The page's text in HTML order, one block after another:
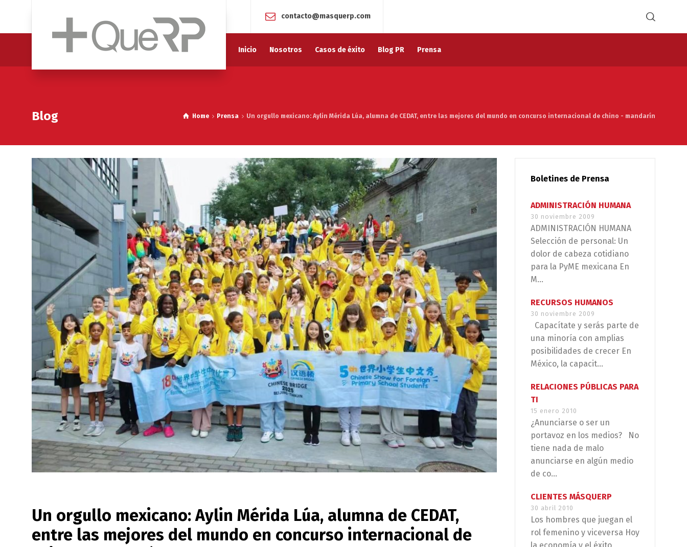
contacto@masquerp.com
Inicio Nosotros Casos de éxito Blog PR Prensa
Blog Home Prensa Un orgullo mexicano: Aylin Mérida Lúa, alumna de CEDAT, entre las mejores del mundo en concurso internacional de chino - mandarín
Un orgullo mexicano: Aylin Mérida Lúa, alumna de CEDAT,
entre las mejores del mundo en concurso internacional de
Boletines de Prensa
ADMINISTRACIÓN HUMANA
30 noviembre 2009
ADMINISTRACIÓN HUMANA
Selección de personal: Un
dolor de cabeza cotidiano
para la PyME mexicana En
M...
RECURSOS HUMANOS
30 noviembre 2009
Capacítate y serás parte de
una minoría con amplias
posibilidades de crecer En
México, la capacit...
RELACIONES PÚBLICAS PARA
TI
15 enero 2010
¿Anunciarse o ser un
portavoz en los medios? No
tiene nada de malo
anunciarse en algún medio
de co...
CLIENTES MÁSQUERP
30 abril 2010
Los hombres que juegan el
rol femenino y viceversa Hoy